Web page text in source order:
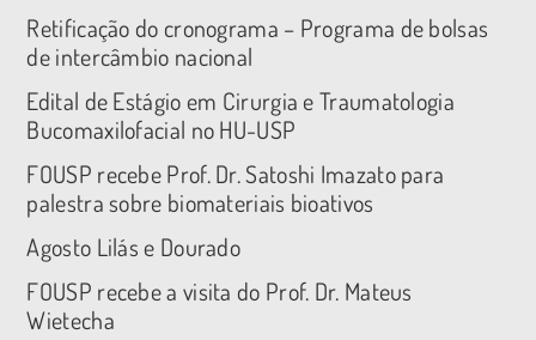
Retificação do cronograma – Programa de bolsas
de intercâmbio nacional
Edital de Estágio em Cirurgia e Traumatologia
Bucomaxilofacial no HU-USP
FOUSP recebe Prof. Dr. Satoshi Imazato para
palestra sobre biomateriais bioativos
Agosto Lilás e Dourado
FOUSP recebe a visita do Prof. Dr. Mateus
Wietecha